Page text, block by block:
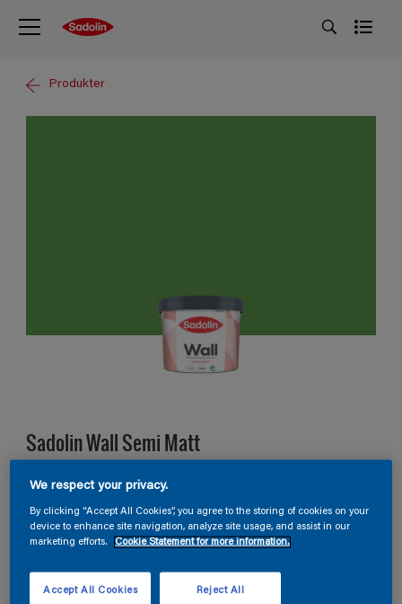
Produkter
Sadolin Wall Semi Matt
VÄGGFÄRG HALVMATT. För kök och groventré
S 2060-G20Y
We respect your privacy.
By clicking “Accept All Cookies”, you agree to the storing of cookies on your
device to enhance site navigation, analyze site usage, and assist in our
marketing efforts.
Cookie Statement for more information.
Reject All
Accept All Cookies